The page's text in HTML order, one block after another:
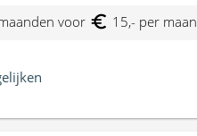
voor 15,- per